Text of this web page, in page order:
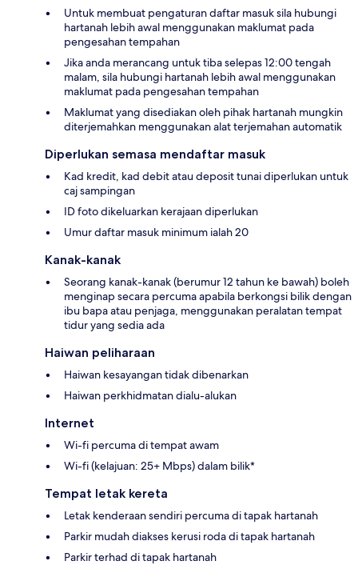
Untuk membuat pengaturan daftar masuk sila hubungi
hartanah lebih awal menggunakan maklumat pada
pengesahan tempahan
Jika anda merancang untuk tiba selepas 12:00 tengah
malam, sila hubungi hartanah lebih awal menggunakan
maklumat pada pengesahan tempahan
Maklumat yang disediakan oleh pihak hartanah mungkin
diterjemahkan menggunakan alat terjemahan automatik
Diperlukan semasa mendaftar masuk
Kad kredit, kad debit atau deposit tunai diperlukan untuk
caj sampingan
ID foto dikeluarkan kerajaan diperlukan
Umur daftar masuk minimum ialah 20
Kanak-kanak
Seorang kanak-kanak (berumur 12 tahun ke bawah) boleh
menginap secara percuma apabila berkongsi bilik dengan
ibu bapa atau penjaga, menggunakan peralatan tempat
tidur yang sedia ada
Haiwan peliharaan
Haiwan kesayangan tidak dibenarkan
Haiwan perkhidmatan dialu-alukan
Internet
Wi-fi percuma di tempat awam
Wi-fi (kelajuan: 25+ Mbps) dalam bilik*
Tempat letak kereta
Letak kenderaan sendiri percuma di tapak hartanah
Parkir mudah diakses kerusi roda di tapak hartanah
Parkir terhad di tapak hartanah